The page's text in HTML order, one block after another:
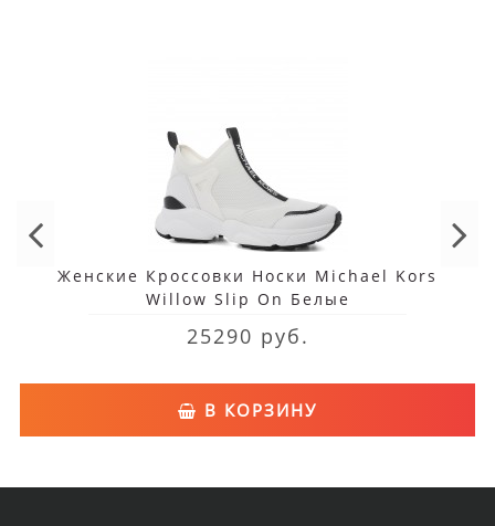
Женские Кроссовки Носки Michael Kors
Willow Slip On Белые
25290 руб.
В КОРЗИНУ